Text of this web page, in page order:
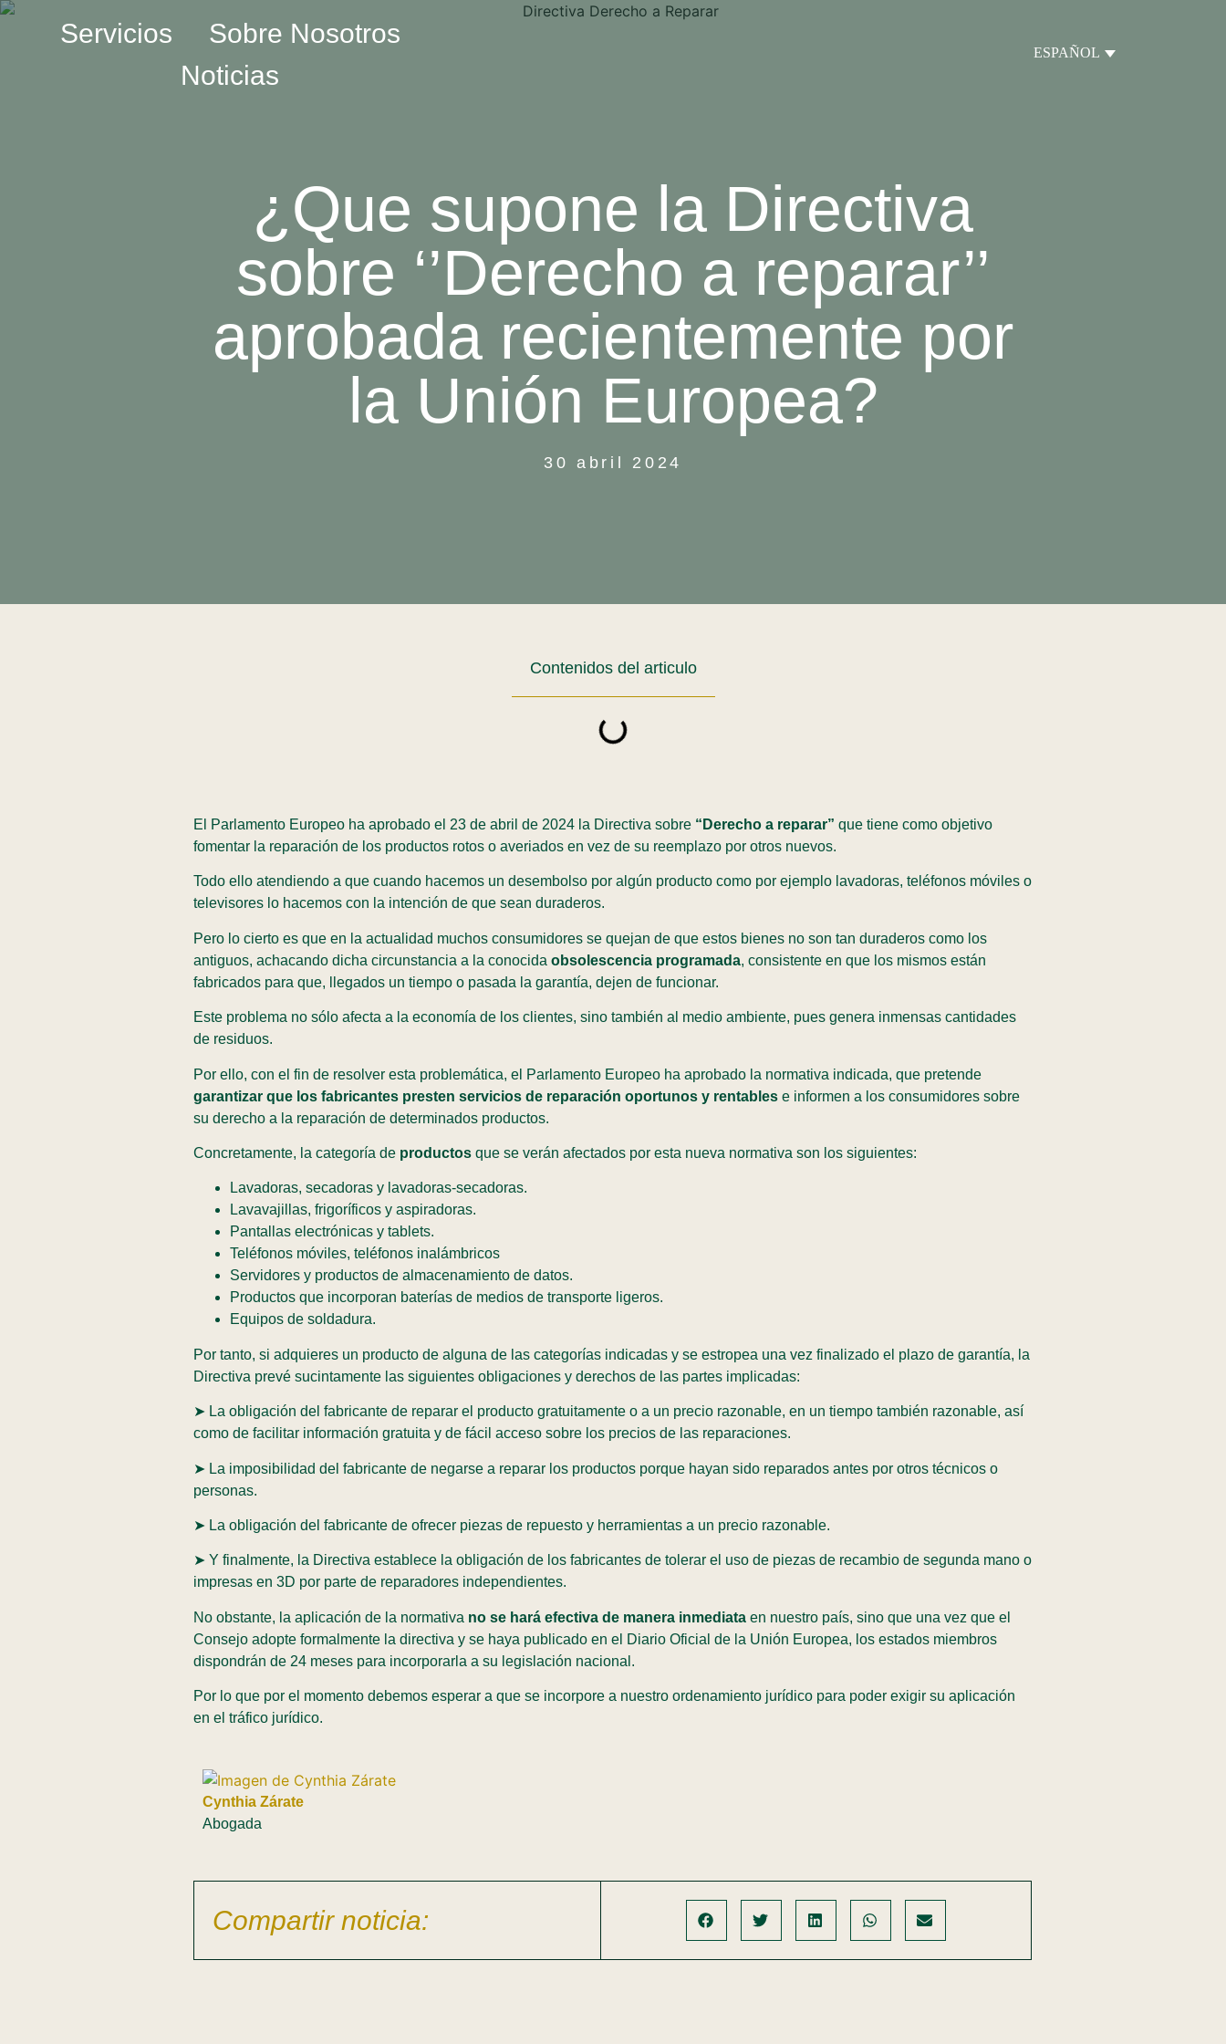
Servicios
Sobre Nosotros
Noticias
ESPAÑOL
¿Que supone la Directiva
sobre ‘’Derecho a reparar’’
aprobada recientemente por
la Unión Europea?
30 abril 2024
Contenidos del articulo
El Parlamento Europeo ha aprobado el 23 de abril de 2024 la Directiva sobre “Derecho a reparar” que tiene como objetivo
fomentar la reparación de los productos rotos o averiados en vez de su reemplazo por otros nuevos.
Todo ello atendiendo a que cuando hacemos un desembolso por algún producto como por ejemplo lavadoras, teléfonos móviles o
televisores lo hacemos con la intención de que sean duraderos.
Pero lo cierto es que en la actualidad muchos consumidores se quejan de que estos bienes no son tan duraderos como los
antiguos, achacando dicha circunstancia a la conocida obsolescencia programada, consistente en que los mismos están
fabricados para que, llegados un tiempo o pasada la garantía, dejen de funcionar.
Este problema no sólo afecta a la economía de los clientes, sino también al medio ambiente, pues genera inmensas cantidades
de residuos.
Por ello, con el fin de resolver esta problemática, el Parlamento Europeo ha aprobado la normativa indicada, que pretende
garantizar que los fabricantes presten servicios de reparación oportunos y rentables e informen a los consumidores sobre
su derecho a la reparación de determinados productos.
Concretamente, la categoría de productos que se verán afectados por esta nueva normativa son los siguientes:
Lavadoras, secadoras y lavadoras-secadoras.
Lavavajillas, frigoríficos y aspiradoras.
Pantallas electrónicas y tablets.
Teléfonos móviles, teléfonos inalámbricos
Servidores y productos de almacenamiento de datos.
Productos que incorporan baterías de medios de transporte ligeros.
Equipos de soldadura.
Por tanto, si adquieres un producto de alguna de las categorías indicadas y se estropea una vez finalizado el plazo de garantía, la
Directiva prevé sucintamente las siguientes obligaciones y derechos de las partes implicadas:
➤ La obligación del fabricante de reparar el producto gratuitamente o a un precio razonable, en un tiempo también razonable, así
como de facilitar información gratuita y de fácil acceso sobre los precios de las reparaciones.
➤ La imposibilidad del fabricante de negarse a reparar los productos porque hayan sido reparados antes por otros técnicos o
personas.
➤ La obligación del fabricante de ofrecer piezas de repuesto y herramientas a un precio razonable.
➤ Y finalmente, la Directiva establece la obligación de los fabricantes de tolerar el uso de piezas de recambio de segunda mano o
impresas en 3D por parte de reparadores independientes.
No obstante, la aplicación de la normativa no se hará efectiva de manera inmediata en nuestro país, sino que una vez que el
Consejo adopte formalmente la directiva y se haya publicado en el Diario Oficial de la Unión Europea, los estados miembros
dispondrán de 24 meses para incorporarla a su legislación nacional.
Por lo que por el momento debemos esperar a que se incorpore a nuestro ordenamiento jurídico para poder exigir su aplicación
en el tráfico jurídico.
Cynthia Zárate
Abogada
Compartir noticia: